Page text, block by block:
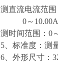
测直流电流范围
0～10.00A
测时间范围：0
5、标准度：测
6、外形尺寸：